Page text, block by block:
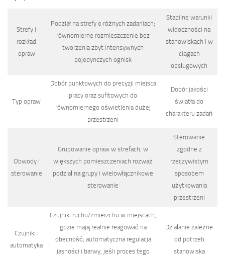
Strefy i
rozkład
opraw
Podział na strefy o różnych zadaniach;
równomierne rozmieszczenie bez
tworzenia zbyt intensywnych
pojedynczych ognisk
Stabilne warunki
widoczności na
stanowiskach i w
ciągach
obsługowych
Typ opraw
Dobór punktowych do precyzji miejsca
pracy oraz sufitowych do
równomiernego oświetlenia dużej
przestrzeni
Dobór jakości
światła do
charakteru zadań
Obwody i
sterowanie
Grupowanie opraw w strefach; w
większych pomieszczeniach rozważ
podział na grupy i wielowłącznikowe
sterowanie
Sterowanie
zgodne z
rzeczywistym
sposobem
użytkowania
przestrzeni
Czujniki i
automatyka
Czujniki ruchu/zmierzchu w miejscach,
gdzie mają realnie reagować na
obecność; automatyczna regulacja
jasności i barwy, jeśli proces tego
Działanie zależne
od potrzeb
stanowiska